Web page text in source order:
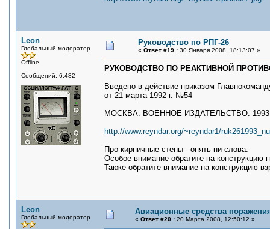
Leon
Глобальный модератор
Offline
Сообщений: 6,482
Руководство по РПГ-26
« Ответ #19 : 30 Января 2008, 18:13:07 »
РУКОВОДСТВО ПО РЕАКТИВНОЙ
Введено в действие приказом
от 21 марта 1992 г. №54
МОСКВА. ВОЕННОЕ ИЗДАТЕЛЬСТВО. 1993
http://www.reyndar.org/~reyndar1/
Про кирпичные стены - опять ни слова.
Особое внимание обратите на конструкцию
Также обратите внимание на конструкцию
Leon
Глобальный модератор
Авиационные средства
« Ответ #20 : 20 Марта 2008, 12:50:12 »